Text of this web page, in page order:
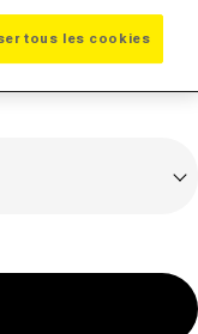
Court
pour Wave
tous les cookies